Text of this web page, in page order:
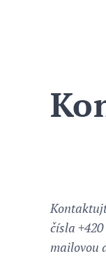
čísla
mailovou